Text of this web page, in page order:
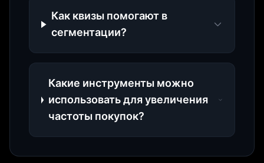
Как квизы помогают в
сегментации?
Какие инструменты можно
использовать для увеличения
частоты покупок?